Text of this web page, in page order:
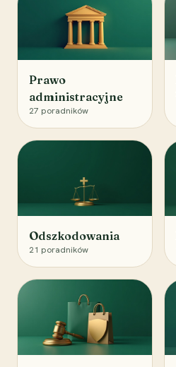
Prawo
administracyjne
27 poradników
Odszkodowania
21 poradników